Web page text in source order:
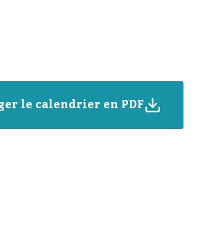
le calendrier en PDF